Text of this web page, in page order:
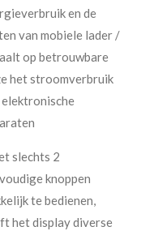
en de
van mobiele lader /
op betrouwbare
het stroomverbruik
elektronische
slechts 2
knoppen
te bedienen,
het display diverse